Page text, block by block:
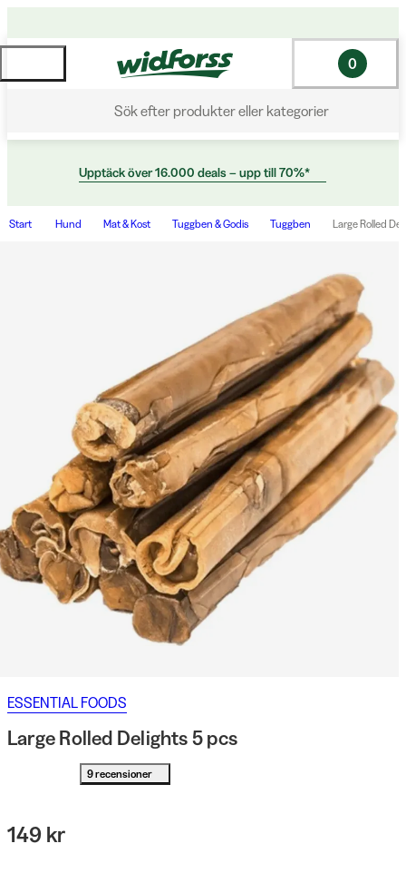
Sök efter produkter eller kategorier
0
Upptäck över 16.000 deals – upp till 70%*
Start Hund Mat & Kost Tuggben & Godis Tuggben Large Rolled
ESSENTIAL FOODS
Large Rolled Delights 5 pcs
9 recensioner
149 kr